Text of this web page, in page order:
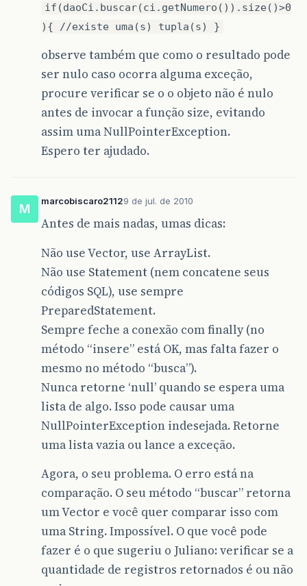
if(daoCi.buscar(ci.getNumero()).size()>0
){ //existe uma(s) tupla(s) }
observe também que como o resultado pode
ser nulo caso ocorra alguma exceção,
procure verificar se o o objeto não é nulo
antes de invocar a função size, evitando
assim uma NullPointerException.
Espero ter ajudado.
M
marcobiscaro21129 de jul. de 2010
Antes de mais nadas, umas dicas:
Não use Vector, use ArrayList.
Não use Statement (nem concatene seus
códigos SQL), use sempre
PreparedStatement.
Sempre feche a conexão com finally (no
método “insere” está OK, mas falta fazer o
mesmo no método “busca”).
Nunca retorne ‘null’ quando se espera uma
lista de algo. Isso pode causar uma
NullPointerException indesejada. Retorne
uma lista vazia ou lance a exceção.
Agora, o seu problema. O erro está na
comparação. O seu método “buscar” retorna
um Vector e você quer comparar isso com
uma String. Impossível. O que você pode
fazer é o que sugeriu o Juliano: verificar se a
quantidade de registros retornados é ou não